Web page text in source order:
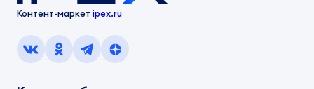
Контент-маркет ipex.ru